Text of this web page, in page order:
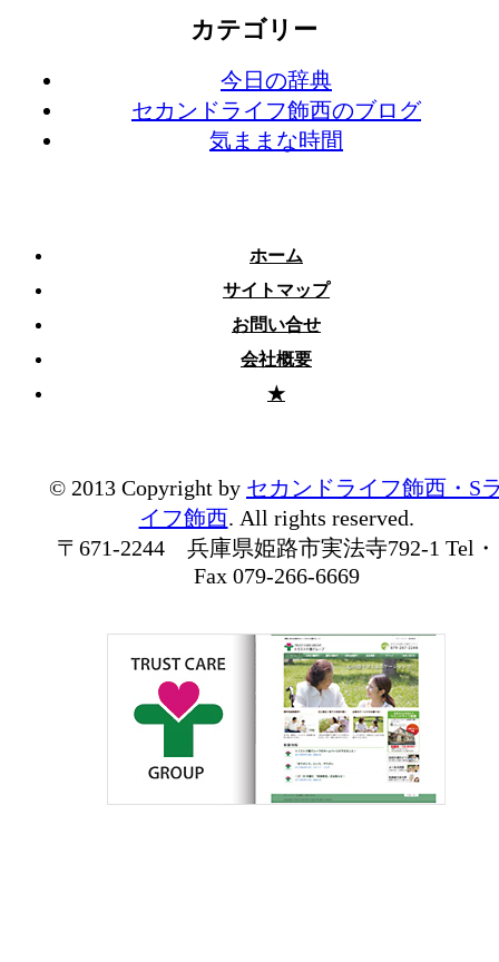
カテゴリー
今日の辞典
セカンドライフ飾西のブログ
気ままな時間
ホーム
サイトマップ
お問い合せ
会社概要
★
© 2013 Copyright by セカンドライフ飾西・S
イフ飾西. All rights reserved.
〒671-2244 兵庫県姫路市実法寺792-1 Tel・
Fax 079-266-6669